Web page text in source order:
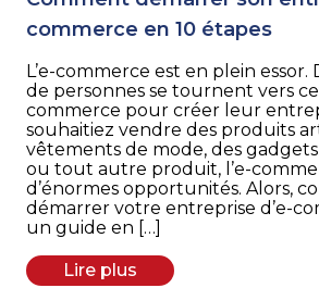
commerce en 10 étapes
L’e-commerce est en plein
de personnes se tournent vers
commerce pour créer leur
souhaitiez vendre des produits
vêtements de mode, des
ou tout autre produit, l’e-
d’énormes opportunités. Alors,
démarrer votre entreprise d’e-
un guide en […]
Lire plus